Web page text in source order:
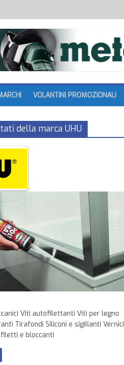
VOLANTINI PROMOZIONALI
della marca UHU
Viti autofilettanti Viti per legno
Tirafondi Siliconi e sigillanti Vernici
e bloccanti